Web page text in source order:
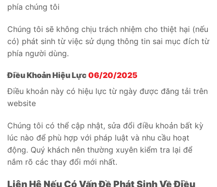
phía chúng tôi
Chúng tôi sẽ không chịu trách nhiệm cho thiệt hại (nếu
có) phát sinh từ việc sử dụng thông tin sai mục đích từ
phía người dùng.
Điều Khoản Hiệu Lực 06/20/2025
Điều khoản này có hiệu lực từ ngày được đăng tải trên
website
Chúng tôi có thể cập nhật, sửa đổi điều khoản bất kỳ
lúc nào để phù hợp với pháp luật và nhu cầu hoạt
động. Quý khách nên thường xuyên kiểm tra lại để
nắm rõ các thay đổi mới nhất.
Liên Hệ Nếu Có Vấn Đề Phát Sinh Về Điều